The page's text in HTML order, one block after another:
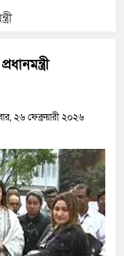
কোনো দলের বা গোষ্ঠীর
সাতজনকে হত্যার
১০ জন
চারপাশে সচল হবে নৌপথ,
২৬ ফেব্রুয়ারী ২০২৬